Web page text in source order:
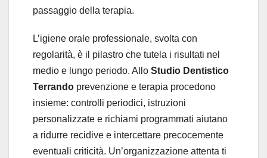
passaggio della terapia.
L’igiene orale professionale, svolta con
regolarità, è il pilastro che tutela i risultati nel
medio e lungo periodo. Allo Studio Dentistico
Terrando prevenzione e terapia procedono
insieme: controlli periodici, istruzioni
personalizzate e richiami programmati aiutano
a ridurre recidive e intercettare precocemente
eventuali criticità. Un’organizzazione attenta ti